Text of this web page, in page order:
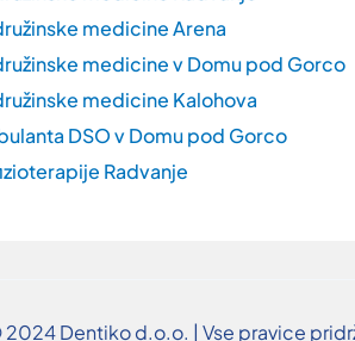
medicine Arena
medicine v Domu pod Gorco
medicine Kalohova
DSO v Domu pod Gorco
Radvanje
Dentiko d.o.o. | Vse pravice